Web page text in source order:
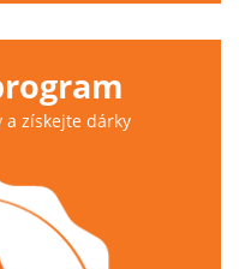
získejte dárky